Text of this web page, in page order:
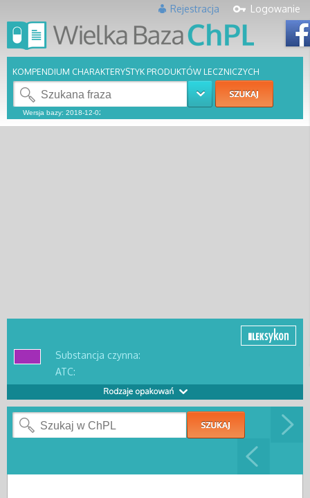
Logowanie
Rejestracja
KOMPENDIUM CHARAKTERYSTYK PRODUKTÓW LECZNICZYCH
Substancja czynna:
ATC: